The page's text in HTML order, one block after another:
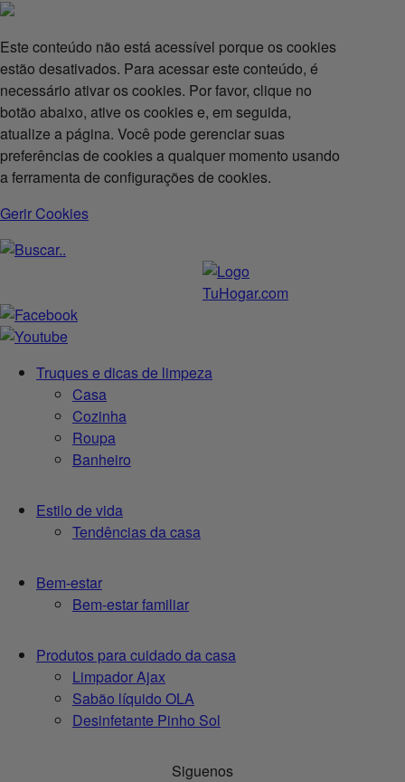
Este conteúdo não está acessível porque os cookies
estão desativados. Para acessar este conteúdo, é
necessário ativar os cookies. Por favor, clique no
botão abaixo, ative os cookies e, em seguida,
atualize a página. Você pode gerenciar suas
preferências de cookies a qualquer momento usando
a ferramenta de configurações de cookies.
Gerir Cookies
Truques e dicas de limpeza
Casa
Cozinha
Roupa
Banheiro
Estilo de vida
Tendências da casa
Bem-estar
Bem-estar familiar
Produtos para cuidado da casa
Limpador Ajax
Sabão líquido OLA
Desinfetante Pinho Sol
Siguenos